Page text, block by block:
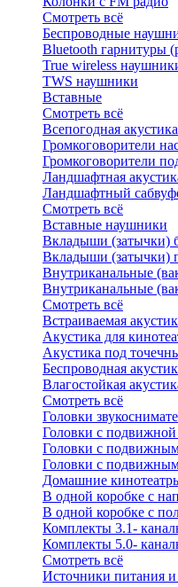
Смотреть всё
Беспроводные
Bluetоoth гарнитуры
True wireless
TWS наушники
Вставные
Смотреть всё
Всепогодная акустика
Громкоговорители
Громкоговорители
Ландшафтная
Ландшафтный
Смотреть всё
Вставные наушники
Вкладыши (затычки)
Вкладыши (затычки)
Внутриканальные
Внутриканальные
Смотреть всё
Встраиваемая
Акустика для
Акустика под
Беспроводная
Влагостойкая
Смотреть всё
Головки
Головки с
Головки с
Головки с
Домашние
В одной коробке с
В одной коробке с
Комплекты 3.1-
Комплекты 5.0-
Смотреть всё
Источники питания